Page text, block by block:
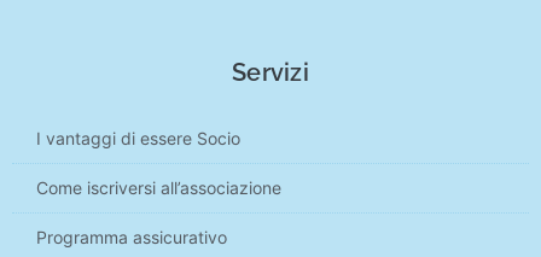
Servizi
I vantaggi di essere Socio
Come iscriversi all’associazione
Programma assicurativo